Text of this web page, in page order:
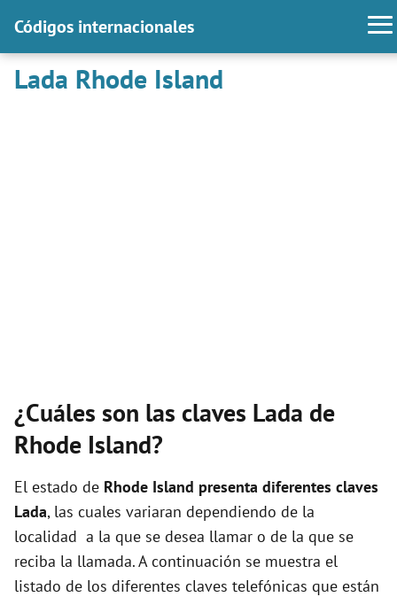
Códigos internacionales
Lada Rhode Island
¿Cuáles son las claves Lada de
Rhode Island?
El estado de Rhode Island presenta diferentes claves
Lada, las cuales variaran dependiendo de la
localidad a la que se desea llamar o de la que se
reciba la llamada. A continuación se muestra el
listado de los diferentes claves telefónicas que están